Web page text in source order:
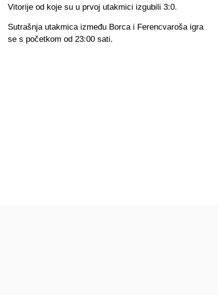
Vitorije od koje su u prvoj utakmici izgubili 3:0.
Sutrašnja utakmica između Borca i Ferencvaroša igra
se s početkom od 23:00 sati.